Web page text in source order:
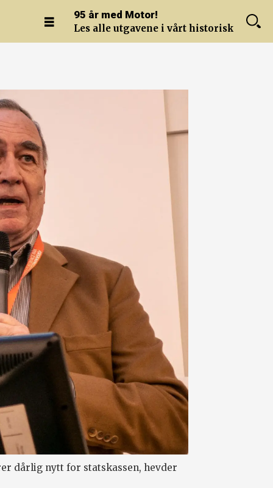
95 år med Motor!
Les alle utgavene i vårt historiske arkiv.
dårlig nytt for statskassen, hevder